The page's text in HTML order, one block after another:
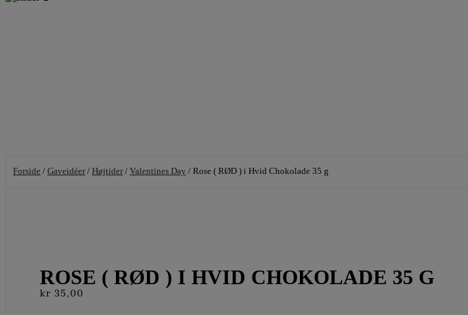
Forside / Gaveidéer/ Højtider/ Valentines Day / Rose ( RØD ) i Hvid Chokolade 35 g
ROSE ( RØD ) I HVID CHOKOLADE 35 G
kr 35,00